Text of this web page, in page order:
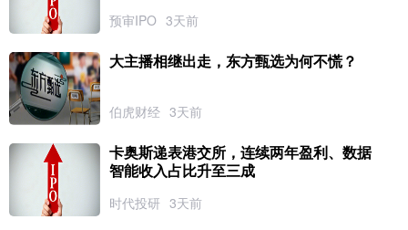
预审IPO 3天前
大主播相继出走，东方甄选为何不慌？
伯虎财经 3天前
卡奥斯递表港交所，连续两年盈利、数据
智能收入占比升至三成
时代投研 3天前